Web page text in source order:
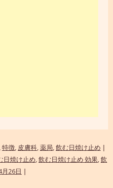
,特徴, 皮膚科,薬局,飲む日焼け止め |
日焼け止め,飲む日焼け止め 効果,飲
26日 |